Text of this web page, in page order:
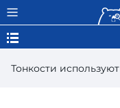
Тонкости